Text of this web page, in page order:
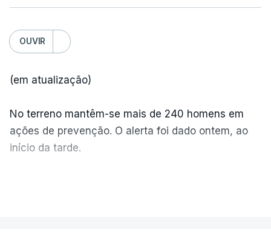
OUVIR
(em atualização)
No terreno mantêm-se mais de 240 homens em
ações de prevenção. O alerta foi dado ontem, ao
início da tarde.